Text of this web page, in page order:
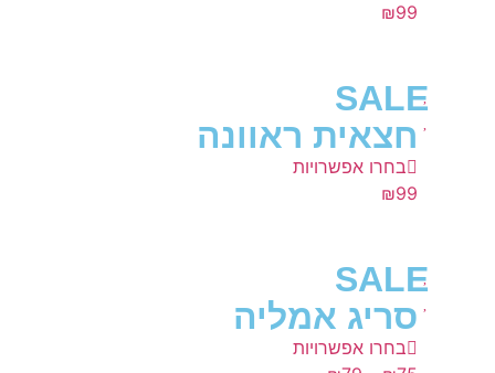
₪99
SALE
חצאית ראוונה
בחרו אפשרויות
₪99
SALE
סריג אמליה
בחרו אפשרויות